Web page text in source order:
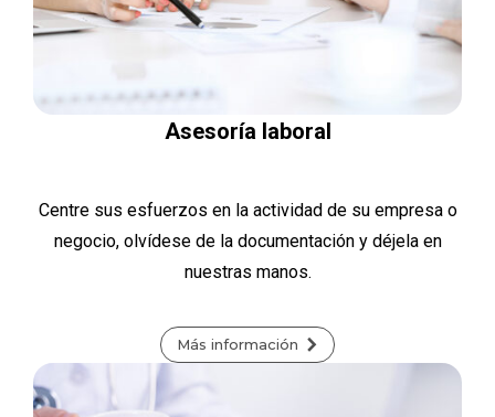
Asesoría laboral
Centre sus esfuerzos en la actividad de su empresa o
negocio, olvídese de la documentación y déjela en
nuestras manos.
Más información